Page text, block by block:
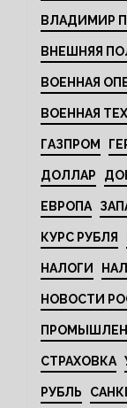
ВЛАДИМИР
ВНЕШНЯЯ
ВОЕННАЯ
ВОЕННАЯ
ГАЗПРОМ
ДОЛЛАР
ЕВРОПА
КУРС РУБЛЯ
НАЛОГИ
НОВОСТИ
СТРАХОВКА
РУБЛЬ